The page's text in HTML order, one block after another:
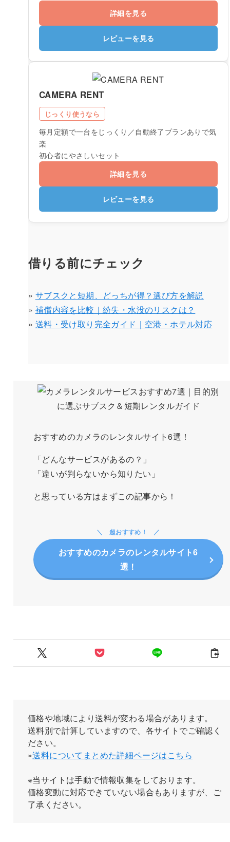
詳細を見る
レビューを見る
CAMERA RENT
じっくり使うなら
毎月定額で一台をじっくり／自動終了プランありで気
楽
初心者にやさしいセット
詳細を見る
レビューを見る
借りる前にチェック
» サブスクと短期、どっちが得？選び方を解説
» 補償内容を比較｜紛失・水没のリスクは？
» 送料・受け取り完全ガイド｜空港・ホテル対応
おすすめのカメラのレンタルサイト6選！
「どんなサービスがあるの？」
「違いが判らないから知りたい」
と思っている方はまずこの記事から！
超おすすめ！
おすすめのカメラのレンタルサイト6
選！
価格や地域により送料が変わる場合があります。
送料別で計算していますので、各サイトでご確認く
ださい。
»送料についてまとめた詳細ページはこちら
※当サイトは手動で情報収集をしております。
価格変動に対応できていない場合もありますが、ご
了承ください。